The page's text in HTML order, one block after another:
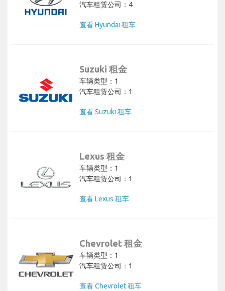
汽车租赁公司：4
查看 Hyundai 租车
Suzuki 租金
车辆类型：1
汽车租赁公司：1
查看 Suzuki 租车
Lexus 租金
车辆类型：1
汽车租赁公司：1
查看 Lexus 租车
Chevrolet 租金
车辆类型：1
汽车租赁公司：1
查看 Chevrolet 租车